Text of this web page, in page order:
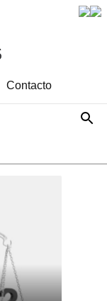
Contacto